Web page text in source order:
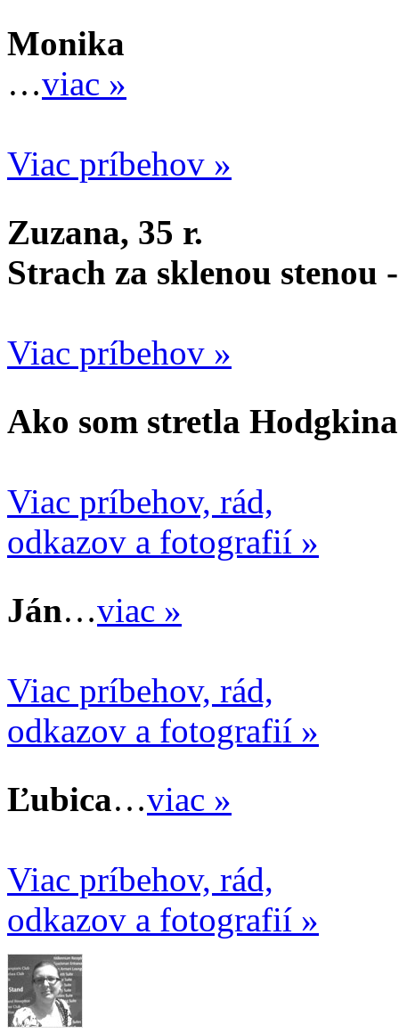
Monika
…viac »
Viac príbehov »
Zuzana, 35 r.
Strach za sklenou stenou
Viac príbehov »
Ako som stretla Hodgkina
Viac príbehov, rád,
odkazov a fotografií »
Ján…viac »
Viac príbehov, rád,
odkazov a fotografií »
Ľubica…viac »
Viac príbehov, rád,
odkazov a fotografií »